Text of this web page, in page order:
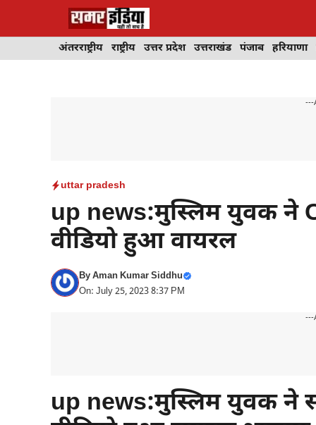
अंतरराष्ट्रीय राष्ट्रीय उत्तर प्रदेश उत्तराखंड पंजाब हरियाणा
---
uttar pradesh
up news:मुस्लिम युवक ने
वीडियो हुआ वायरल
ByAman Kumar Siddhu
On: July 25, 2023 8:37 PM
---
up news:मुस्लिम युवक ने